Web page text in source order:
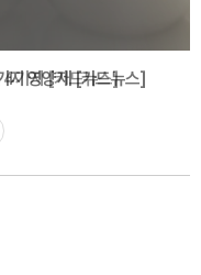
4가지 [카드뉴스]